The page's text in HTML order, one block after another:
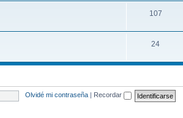
107
24
Olvidé mi contraseña Recordar